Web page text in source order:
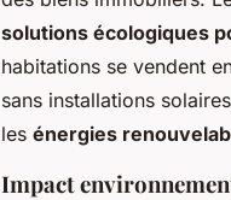
solutions écologiques
habitations se vendent
sans installations
les énergies
Impact